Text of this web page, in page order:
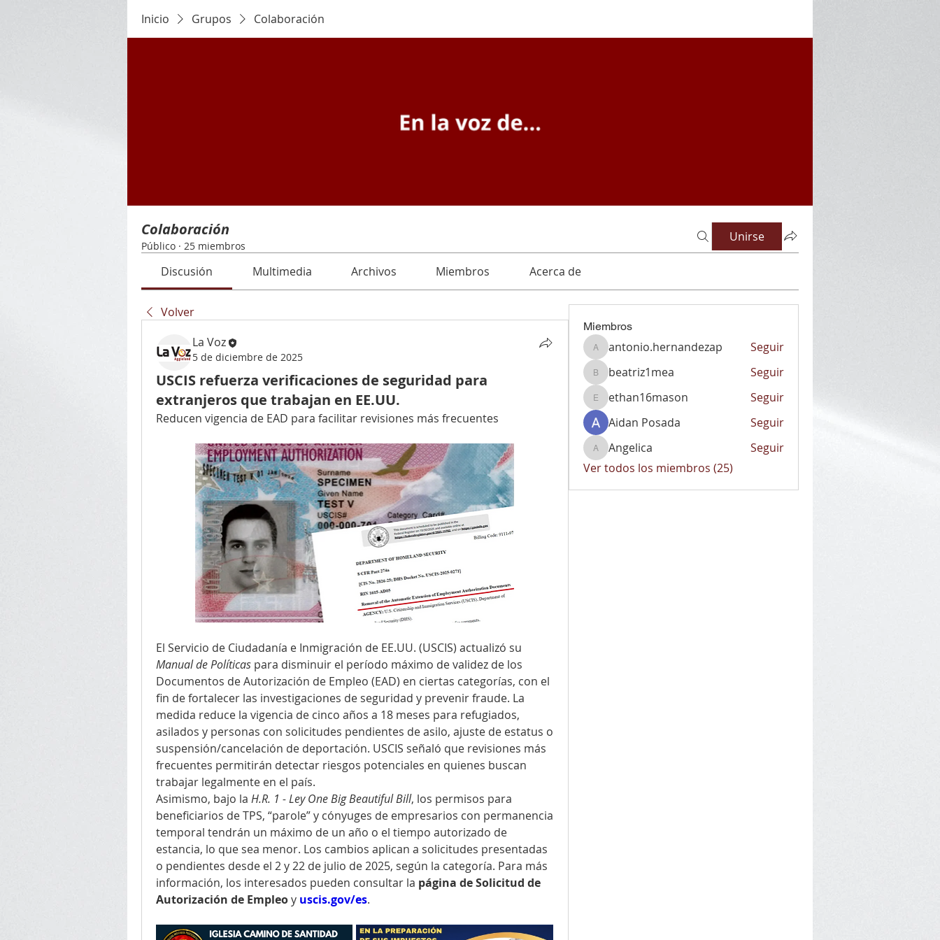
Inicio Grupos Colaboración
Colaboración
Público · 25 miembros
Unirse
Discusión Multimedia Archivos Miembros Acerca de
Volver
La Voz
5 de diciembre de 2025
USCIS refuerza verificaciones de seguridad para
extranjeros que trabajan en EE.UU.
Reducen vigencia de EAD para facilitar revisiones más frecuentes
Manual de Políticas para disminuir el período máximo de validez de los
Documentos de Autorización de Empleo (EAD) en ciertas categorías, con el
fin de fortalecer las investigaciones de seguridad y prevenir fraude. La
medida reduce la vigencia de cinco años a 18 meses para refugiados,
asilados y personas con solicitudes pendientes de asilo, ajuste de estatus o
suspensión/cancelación de deportación. USCIS señaló que revisiones más
frecuentes permitirán detectar riesgos potenciales en quienes buscan
trabajar legalmente en el país.
Asimismo, bajo la H.R. 1 - Ley One Big Beautiful Bill, los permisos para
beneficiarios de TPS, “parole” y cónyuges de empresarios con permanencia
temporal tendrán un máximo de un año o el tiempo autorizado de
estancia, lo que sea menor. Los cambios aplican a solicitudes presentadas
o pendientes desde el 2 y 22 de julio de 2025, según la categoría. Para más
información, los interesados pueden consultar la página de Solicitud de
Autorización de Empleo y uscis.gov/es.
Miembros
antonio.hernandezap
antonio.hernandezap Seguir
beatriz1mea
beatriz1mea Seguir
ethan16mason
ethan16mason
Seguir
Aidan Posada
Seguir
Angelica
Angelica
Seguir
Ver todos los miembros (25)